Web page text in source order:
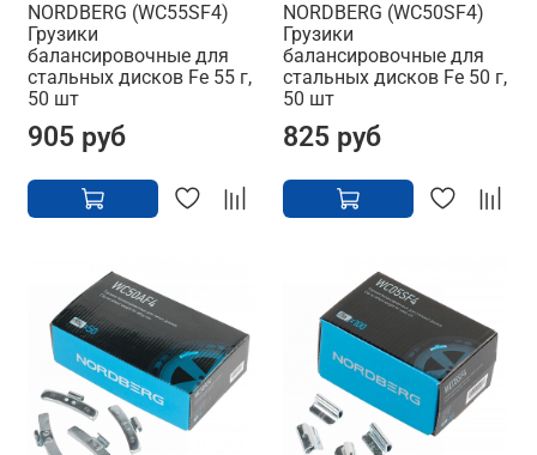
NORDBERG (WC55SF4)
Грузики
балансировочные для
стальных дисков Fe 55 г,
50 шт
905 руб
NORDBERG (WC50SF4)
Грузики
балансировочные для
стальных дисков Fe 50 г,
50 шт
825 руб